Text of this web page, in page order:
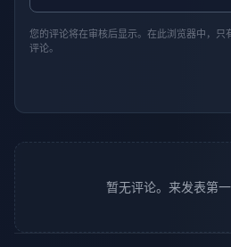
您的评论将在审核后显示。在此浏览器中，只
评论。
暂无评论。来发表第一